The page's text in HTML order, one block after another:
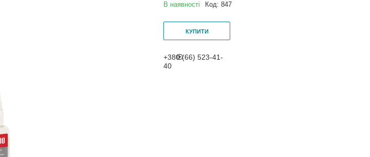
В наявності Код:847
КУПИТИ
+380 (66) 523-41-
40